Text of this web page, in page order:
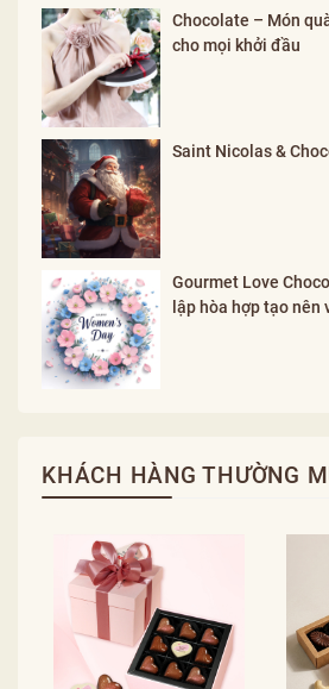
Chocolate – Món
cho mọi khởi đầu
Saint Nicolas &
Gourmet Love
lập hòa hợp tạo nên
KHÁCH HÀNG THƯỜNG